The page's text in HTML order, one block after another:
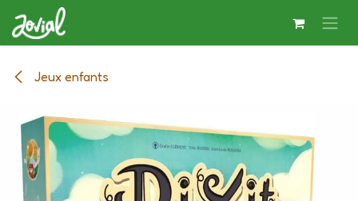
Se rendre au contenu
Jeux enfants